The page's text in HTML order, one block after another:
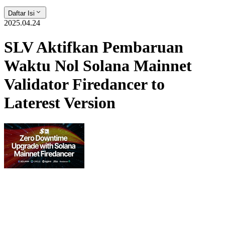
Daftar Isi
2025.04.24
SLV Aktifkan Pembaruan
Waktu Nol Solana Mainnet
Validator Firedancer to
Laterest Version